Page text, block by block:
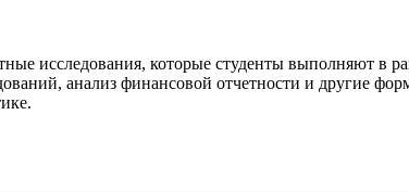
исследования, которые студенты выполняют в
анализ финансовой отчетности и другие